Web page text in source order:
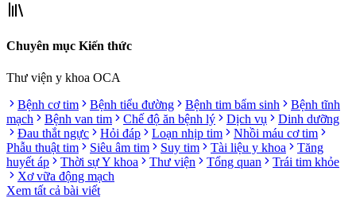
Chuyên mục Kiến thức
Thư viện y khoa OCA
Bệnh cơ tim
Bệnh tiểu đường Bệnh tim bẩm sinh
Bệnh tĩnh
mạch
Bệnh van tim Chế độ ăn bệnh lý Dịch vụ
Dinh dưỡng
Đau thắt ngực
Hỏi đáp Loạn nhịp tim
Nhồi máu cơ tim
Phẫu thuật tim
Siêu âm tim Suy tim Tài liệu y khoa
Tăng
huyết áp
Thời sự Y khoa Thư viện Tổng quan
Trái tim khỏe
Xơ vữa động mạch
Xem tất cả bài viết